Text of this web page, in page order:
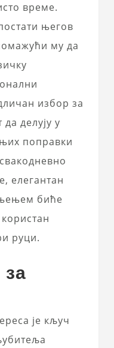
време.
његов
му да
избор за
делују у
поправки
елегантан
биће
руци.
је кључ